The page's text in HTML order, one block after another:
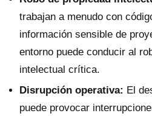
trabajan a menudo con
información sensible de
entorno puede conducir al
intelectual crítica.
Disrupción operativa: El
puede provocar